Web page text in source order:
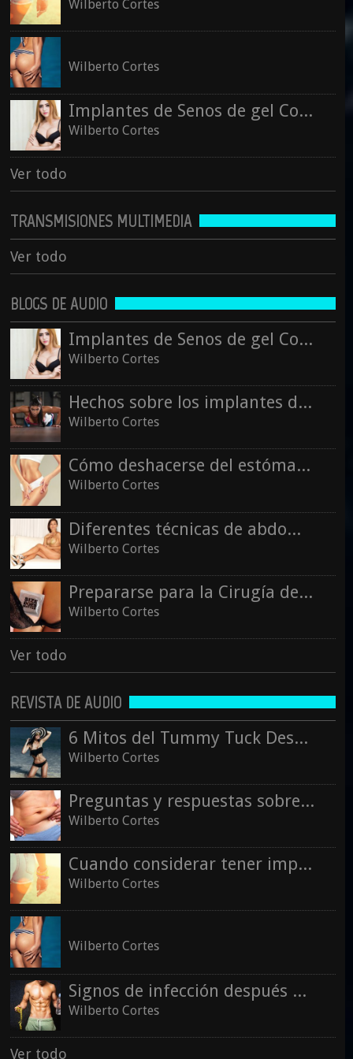
Wilberto Cortes
Wilberto Cortes
Implantes de Senos de gel Cohesivo
Wilberto Cortes
Ver todo
TRANSMISIONES MULTIMEDIA
Ver todo
BLOGS DE AUDIO
Implantes de Senos de gel Cohesivo
Wilberto Cortes
Hechos sobre los implantes de senos
Wilberto Cortes
Cómo deshacerse del estómago post-embarazo
Wilberto Cortes
Diferentes técnicas de abdominoplastia
Wilberto Cortes
Prepararse para la Cirugía de Reducción de Senos
Wilberto Cortes
Ver todo
REVISTA DE AUDIO
6 Mitos del Tummy Tuck Desmentidos
Wilberto Cortes
Preguntas y respuestas sobre la liposucción
Wilberto Cortes
Cuando considerar tener implantes de glúteos
Wilberto Cortes
Wilberto Cortes
Signos de infección después de la cirugía plástica
Wilberto Cortes
Ver todo